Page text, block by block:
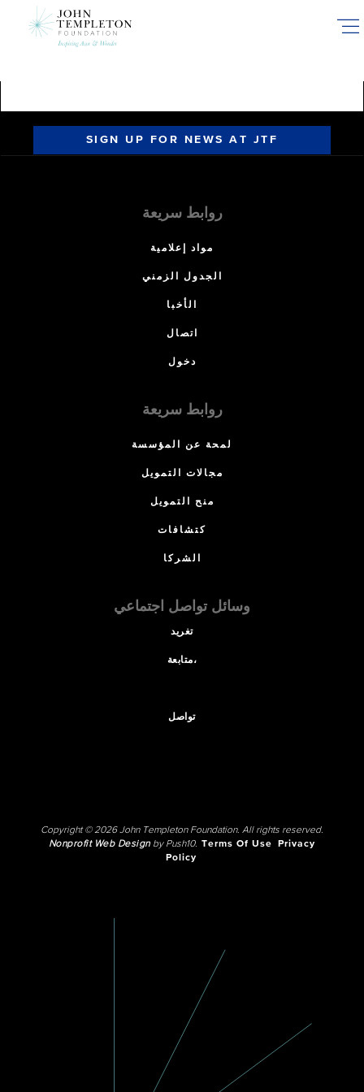
SIGN UP FOR NEWS AT JTF
روابط سريعة
مواد إعلامية
الجدول الزمني
الأخبا
اتصال
دخول
روابط سريعة
لمحة عن المؤسسة
مجالات التمويل
منح التمويل
كتشافات
الشركا
وسائل تواصل اجتماعي
تغريد
متابعة،
تواصل
Copyright © 2026 John Templeton Foundation. All rights reserved.
Nonprofit Web Designby Push10. Terms Of Use
Privacy
Policy